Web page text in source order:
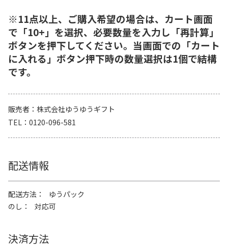
※11点以上、ご購入希望の場合は、カート画面
で「10+」を選択、必要数量を入力し「再計算」
ボタンを押下してください。当画面での「カート
に入れる」ボタン押下時の数量選択は1個で結構
です。
販売者
株式会社ゆうゆうギフト
TEL
0120-096-581
配送情報
配送方法
ゆうパック
のし
対応可
決済方法